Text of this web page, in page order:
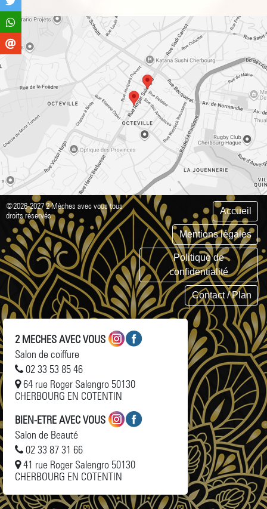
©2026-2027 2 Mèches avec vous tous
droits réservés
2 MECHES AVEC VOUS
Salon de coiffure
02 33 53 85 46
64 rue Roger Salengro 50130
CHERBOURG EN COTENTIN
BIEN-ETRE AVEC VOUS
Salon de Beauté
02 33 87 31 66
41 rue Roger Salengro 50130
CHERBOURG EN COTENTIN
Accueil
Mentions légales
Politique de
confidentialité
Contact / Plan